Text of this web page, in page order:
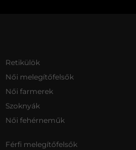
Retikülök
Női melegítőfelsők
Női farmerek
Szoknyák
Női fehérneműk
Férfi melegítőfelsők